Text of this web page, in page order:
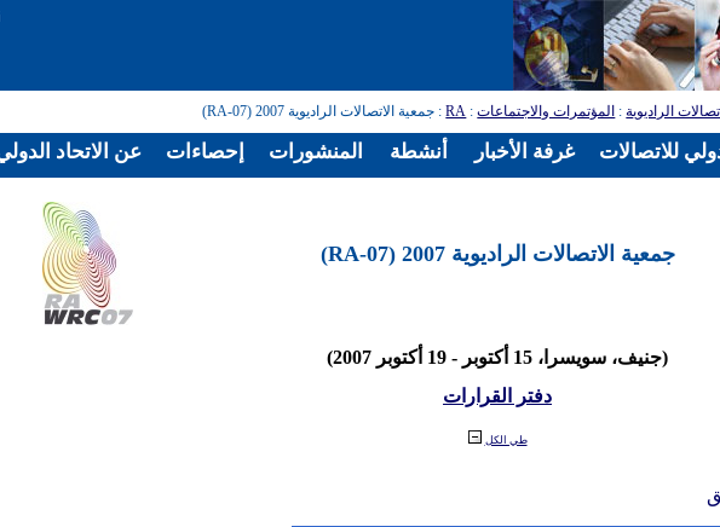
الراديوية: المؤتمرات والاجتماعات:
RA: جمعية الاتصالات الراديوية 2007 (RA-07)
جمعية الاتصالات الراديوية 2007 (RA-07)
(جنيف، سويسرا، 15 أكتوبر - 19 أكتوبر 2007)
دفتر القرارات
طي الكل
عن الاتحاد إحصاءات المنشورات أنشطة غرفة الأخبار للاتصالات